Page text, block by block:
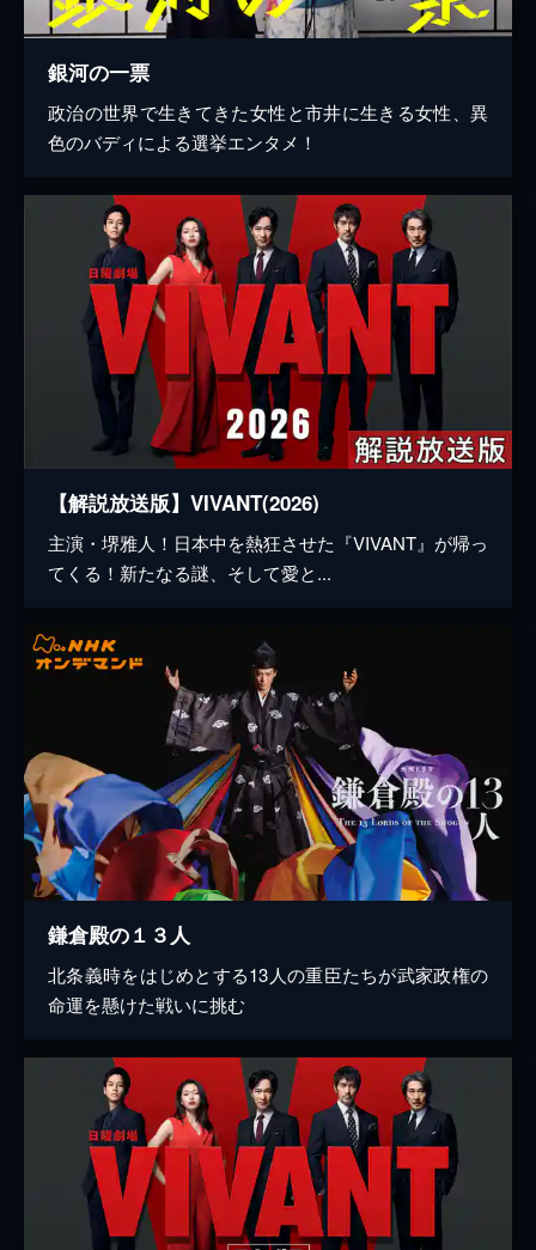
銀河の一票
政治の世界で生きてきた女性と市井に生きる女性、異
色のバディによる選挙エンタメ！
【解説放送版】VIVANT(2026)
主演・堺雅人！日本中を熱狂させた『VIVANT』が帰っ
てくる！新たなる謎、そして愛と...
鎌倉殿の１３人
北条義時をはじめとする13人の重臣たちが武家政権の
命運を懸けた戦いに挑む